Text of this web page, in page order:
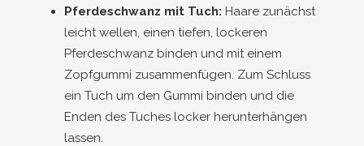
Pferdeschwanz mit Tuch: Haare zunächst
leicht wellen, einen tiefen, lockeren
Pferdeschwanz binden und mit einem
Zopfgummi zusammenfügen. Zum Schluss
ein Tuch um den Gummi binden und die
Enden des Tuches locker herunterhängen
lassen.